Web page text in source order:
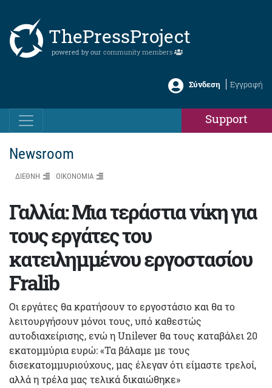
ThePressProject
powered by our community members
Σύνδεση Εγγραφή
Support
Newsroom
ΔΙΕΘΝΗ ΟΙΚΟΝΟΜΙΑ
Γαλλία: Μια τεράστια νίκη για
τους εργάτες του
κατειλημμένου εργοστασίου
Fralib
Οι εργάτες θα κρατήσουν το εργοστάσιο και θα το
λειτουργήσουν μόνοι τους, υπό καθεστώς
αυτοδιαχείρισης, ενώ η Unilever θα τους καταβάλει 20
εκατομμύρια ευρώ: «Τα βάλαμε με τους
δισεκατομμυριούχους, μας έλεγαν ότι είμαστε τρελοί,
αλλά η τρέλα μας τελικά δικαιώθηκε»